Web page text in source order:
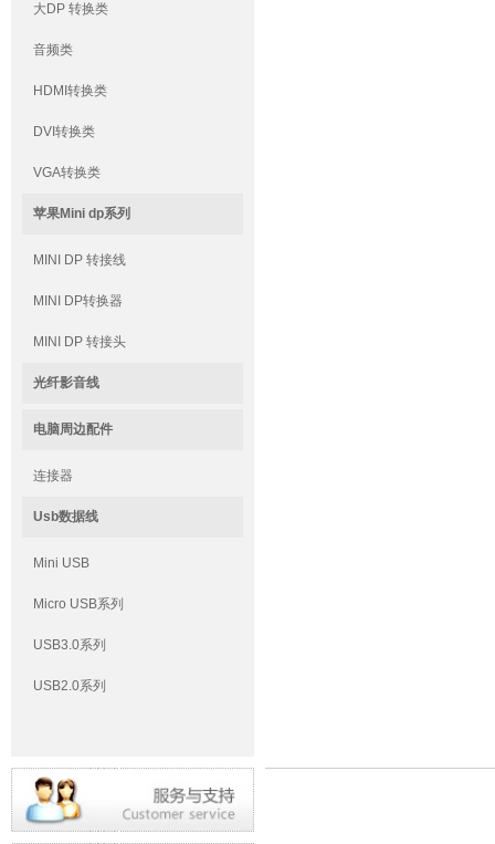
大DP 转换类
音频类
HDMI转换类
DVI转换类
VGA转换类
苹果Mini dp系列
MINI DP 转接线
MINI DP转换器
MINI DP 转接头
光纤影音线
电脑周边配件
连接器
Usb数据线
Mini USB
Micro USB系列
USB3.0系列
USB2.0系列